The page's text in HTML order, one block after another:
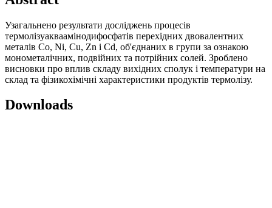
Узагальнено результати досліджень процесів
термолізуакваамінодифосфатів перехідних двовалентних
металів Co, Ni, Cu, Zn і Cd, об'єднаних в групи за ознакою
монометалічних, подвійних та потрійних солей. Зроблено
висновки про вплив складу вихідних сполук і температури на
склад та фізикохімічні характеристики продуктів термолізу.
Downloads